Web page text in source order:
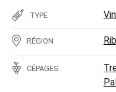
TYPE
RÉGION
CÉPAGES